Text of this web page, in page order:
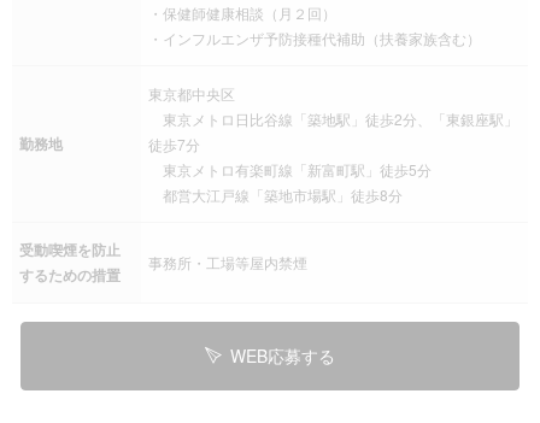
・保健師健康相談（月２回）
・インフルエンザ予防接種代補助（扶養家族含む）
勤務地
東京都中央区
東京メトロ日比谷線「築地駅」徒歩2分、「東銀座駅」
徒歩7分
東京メトロ有楽町線「新富町駅」徒歩5分
都営大江戸線「築地市場駅」徒歩8分
受動喫煙を防止
するための措置
事務所・工場等屋内禁煙
WEB応募する